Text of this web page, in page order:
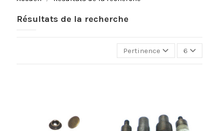
Résultats de la recherche
Pertinence 6